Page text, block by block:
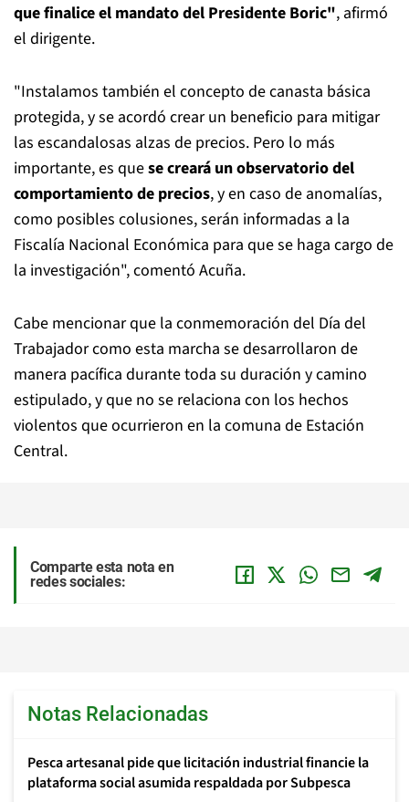
que finalice el mandato del Presidente Boric", afirmó
el dirigente.
"Instalamos también el concepto de canasta básica
protegida, y se acordó crear un beneficio para mitigar
las escandalosas alzas de precios. Pero lo más
importante, es quese creará un observatorio del
comportamiento de precios, y en caso de anomalías,
como posibles colusiones, serán informadas a la
Fiscalía Nacional Económica para que se haga cargo de
la investigación", comentó Acuña.
Cabe mencionar que la conmemoración del Día del
Trabajador como esta marcha se desarrollaron de
manera pacífica durante toda su duración y camino
estipulado, y que no se relaciona con los hechos
violentos que ocurrieron en la comuna de Estación
Central.
Comparte esta nota en
redes sociales:
Notas Relacionadas
Pesca artesanal pide que licitación industrial financie la
plataforma social asumida respaldada por Subpesca